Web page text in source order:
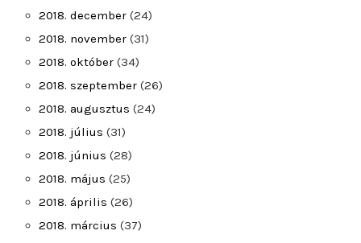
2018. december (24)
2018. november (31)
2018. október (34)
2018. szeptember (26)
2018. augusztus (24)
2018. július (31)
2018. június (28)
2018. május (25)
2018. április (26)
2018. március (37)